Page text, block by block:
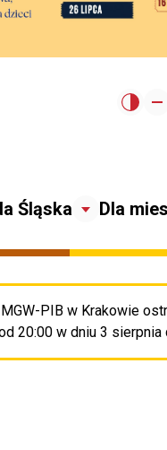
Śląska Dla
PIB w Krakowie
20:00 w dniu 3 sierpnia